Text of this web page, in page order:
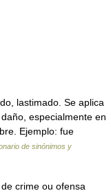
lastimado. Se aplica
especialmente en
Ejemplo: fue
de sinónimos y
crime ou ofensa